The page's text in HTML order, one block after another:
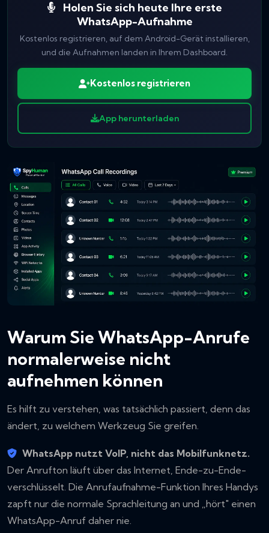
Holen Sie sich heute Ihre erste
WhatsApp-Aufnahme
Kostenlos registrieren, auf dem Android-Gerät installieren,
und die Aufnahmen landen in Ihrem Dashboard.
Kostenlos registrieren
App herunterladen
Warum Sie WhatsApp-Anrufe
normalerweise nicht
aufnehmen können
Es hilft zu verstehen, was tatsächlich passiert, denn das
ändert, zu welchem Werkzeug Sie greifen.
WhatsApp nutzt VoIP, nicht das Mobilfunknetz.
Der Anrufton läuft über das Internet, Ende-zu-Ende-
verschlüsselt. Die Anrufaufnahme-Funktion Ihres Handys
zapft nur die normale Sprachleitung an und „hört" einen
WhatsApp-Anruf daher nie.